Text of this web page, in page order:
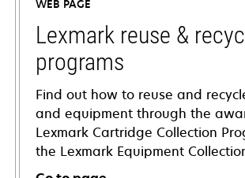
new
tab
WEB PAGE
Lexmark reuse &
programs
Find out how to reuse and
and equipment through the
Lexmark Cartridge Collection
the Lexmark Equipment